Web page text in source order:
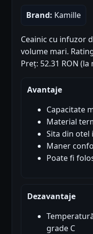
Brand: Kamille
Ceainic cu infuzor
volume mari.
Preț: 52.31 RON
Avantaje
Capacitate
Material
Sita din otel
Maner
Poate fi
Dezavantaje
grade C